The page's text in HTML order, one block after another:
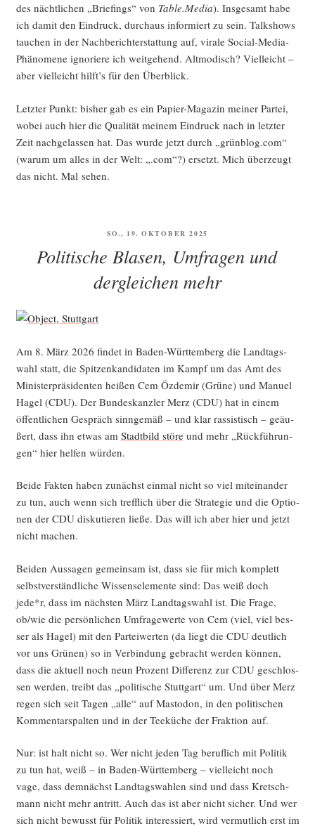
des nächt­li­chen „Brie­fings“ von Table.Media). Ins­ge­samt habe
ich damit den Ein­druck, durch­aus infor­miert zu sein. Talk­shows
tau­chen in der Nach­be­richt­erstat­tung auf, vira­le Social-Media-
Phä­no­me­ne igno­rie­re ich weit­ge­hend. Alt­mo­disch? Viel­leicht –
aber viel­leicht hilft’s für den Überblick.
Letz­ter Punkt: bis­her gab es ein Papier-Maga­zin mei­ner Par­tei,
wobei auch hier die Qua­li­tät mei­nem Ein­druck nach in letz­ter
Zeit nach­ge­las­sen hat. Das wur­de jetzt durch „grünblog.com“
(war­um um alles in der Welt: „.com“?) ersetzt. Mich über­zeugt
das nicht. Mal sehen.
VERÖFFENTLICHT
SO., 19. OKTOBER 2025
Politische Blasen, Umfragen und
dergleichen mehr
Am 8. März 2026 fin­det in Baden-Würt­tem­berg die Land­tags­
wahl statt, die Spit­zen­kan­di­da­ten im Kampf um das Amt des
Minis­ter­prä­si­den­ten hei­ßen Cem Özd­emir (Grü­ne) und Manu­el
Hagel (CDU). Der Bun­des­kanz­ler Merz (CDU) hat in einem
öffent­li­chen Gespräch sinn­ge­mäß – und klar ras­sis­tisch – geäu­
ßert, dass ihn etwas am Stadt­bild stö­reund mehr „Rück­füh­run­
gen“ hier hel­fen würden.
Bei­de Fak­ten haben zunächst ein­mal nicht so viel mit­ein­an­der
zu tun, auch wenn sich treff­lich über die Stra­te­gie und die Optio­
nen der CDU dis­ku­tie­ren lie­ße. Das will ich aber hier und jetzt
nicht machen.
Bei­den Aus­sa­gen gemein­sam ist, dass sie für mich kom­plett
selbst­ver­ständ­li­che Wis­sens­ele­men­te sind: Das weiß doch
jede*r, dass im nächs­ten März Land­tags­wahl ist. Die Fra­ge,
ob/wie die per­sön­li­chen Umfra­ge­wer­te von Cem (viel, viel bes­
ser als Hagel) mit den Par­tei­wer­ten (da liegt die CDU deut­lich
vor uns Grü­nen) so in Ver­bin­dung gebracht wer­den kön­nen,
dass die aktu­ell noch neun Pro­zent Dif­fe­renz zur CDU geschlos­
sen wer­den, treibt das „poli­ti­sche Stutt­gart“ um. Und über Merz
regen sich seit Tagen „alle“ auf Mast­o­don, in den poli­ti­schen
Kom­men­tar­spal­ten und in der Tee­kü­che der Frak­ti­on auf.
Nur: ist halt nicht so. Wer nicht jeden Tag beruf­lich mit Poli­tik
zu tun hat, weiß – in Baden-Würt­tem­berg – viel­leicht noch
vage, dass dem­nächst Land­tags­wah­len sind und dass Kret­sch­
mann nicht mehr antritt. Auch das ist aber nicht sicher. Und wer
sich nicht bewusst für Poli­tik inter­es­siert, wird ver­mut­lich erst im